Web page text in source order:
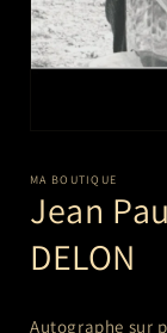
média
dans
une
fenêtre
modale
MA BOUTIQUE
Jean
DELON
Autographe sur